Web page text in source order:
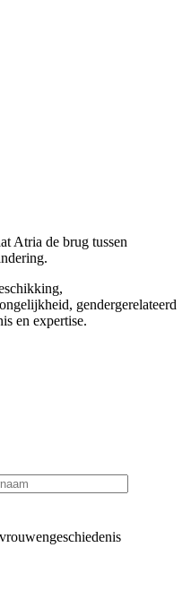
Atria de brug tussen
gendergerelateerd
en expertise.